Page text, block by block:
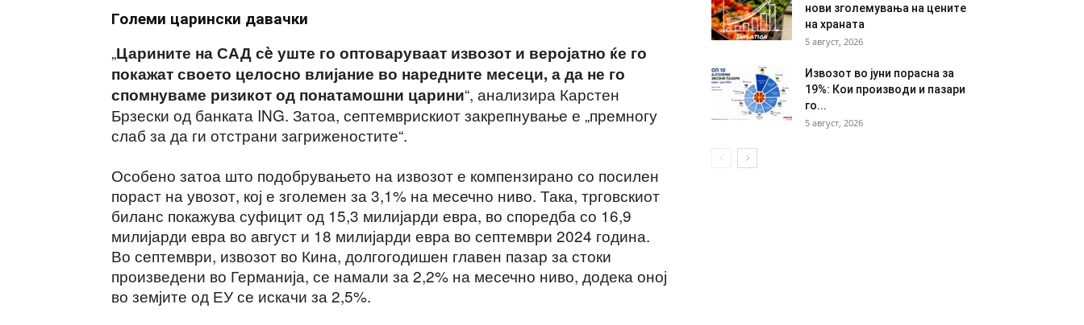
Големи царински давачки
„Царините на САД сè уште го оптоваруваат извозот и веројатно ќе го
покажат своето целосно влијание во наредните месеци, а да не го
спомнуваме ризикот од понатамошни царини“, анализира Карстен
Брзески од банката ING. Затоа, септемврискиот закрепнување е „премногу
слаб за да ги отстрани загриженостите“.
Особено затоа што подобрувањето на извозот е компензирано со посилен
пораст на увозот, кој е зголемен за 3,1% на месечно ниво. Така, трговскиот
биланс покажува суфицит од 15,3 милијарди евра, во споредба со 16,9
милијарди евра во август и 18 милијарди евра во септември 2024 година.
Во септември, извозот во Кина, долгогодишен главен пазар за стоки
произведени во Германија, се намали за 2,2% на месечно ниво, додека оној
во земјите од ЕУ се искачи за 2,5%.
нови зголемувања на цените
на храната
5 август, 2026
Извозот во јуни порасна за
19%: Кои производи и пазари
го...
5 август, 2026